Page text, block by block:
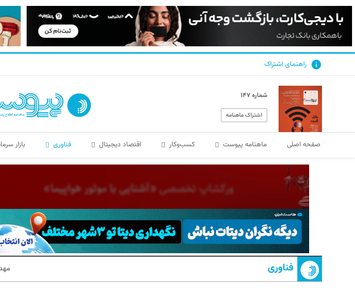
راهنمای اشتراک
شماره ۱۴۷
اشتراک ماهنامه
صفحه اصلی ماهنامه پیوست کسب‌و‌کار اقتصاد دیجیتال فناوری بازار
فناوری